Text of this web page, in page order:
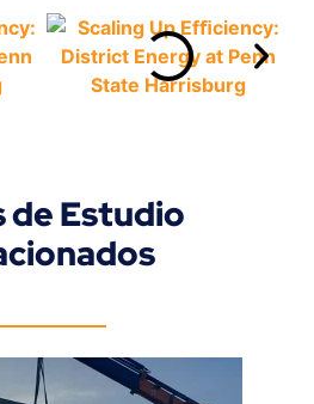
de Estudio